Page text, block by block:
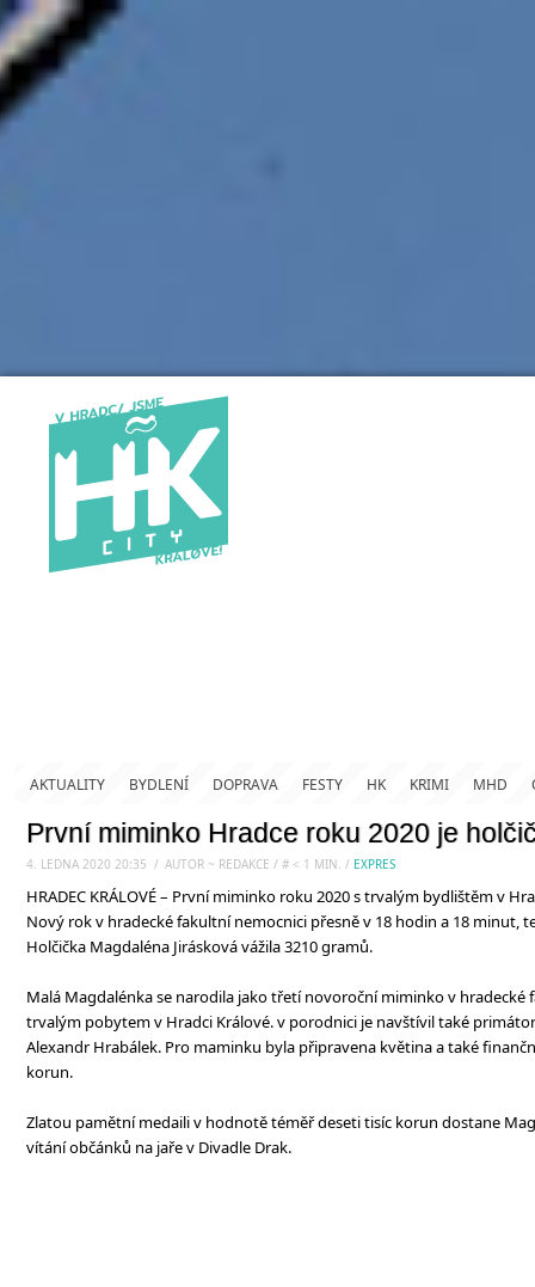
AKTUALITY BYDLENÍ DOPRAVA FESTY HK KRIMI MHD
První miminko Hradce roku 2020 je
4. LEDNA 2020 20:35 / AUTOR ~ REDAKCE / # < 1 MIN. / EXPRES
HRADEC KRÁLOVÉ – První miminko roku 2020 s trvalým bydlištěm v
Nový rok v hradecké fakultní nemocnici přesně v 18 hodin a 18 minut,
Holčička Magdaléna Jirásková vážila 3210 gramů.
Malá Magdalénka se narodila jako třetí novoroční miminko v hradecké
trvalým pobytem v Hradci Králové. v porodnici je navštívil také
Alexandr Hrabálek. Pro maminku byla připravena květina a také
korun.
Zlatou pamětní medaili v hodnotě téměř deseti tisíc korun dostane
vítání občánků na jaře v Divadle Drak.